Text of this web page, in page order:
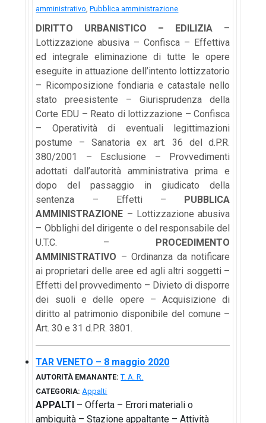
amministrativo,Pubblica amministrazione
DIRITTO URBANISTICO – EDILIZIA –
Lottizzazione abusiva – Confisca – Effettiva
ed integrale eliminazione di tutte le opere
eseguite in attuazione dell’intento lottizzatorio
– Ricomposizione fondiaria e catastale nello
stato preesistente – Giurisprudenza della
Corte EDU – Reato di lottizzazione – Confisca
– Operatività di eventuali legittimazioni
postume – Sanatoria ex art. 36 del d.P.R.
380/2001 – Esclusione – Provvedimenti
adottati dall’autorità amministrativa prima e
dopo del passaggio in giudicato della
sentenza – Effetti –
PUBBLICA
AMMINISTRAZIONE – Lottizzazione abusiva
– Obblighi del dirigente o del responsabile del
U.T.C. –
PROCEDIMENTO
AMMINISTRATIVO – Ordinanza da notificare
ai proprietari delle aree ed agli altri soggetti –
Effetti del provvedimento – Divieto di disporre
dei suoli e delle opere – Acquisizione di
diritto al patrimonio disponibile del comune –
Art. 30 e 31 d.P.R. 3801.
TAR VENETO – 8 maggio 2020
AUTORITÀ EMANANTE: T. A. R.
CATEGORIA: Appalti
APPALTI – Offerta – Errori materiali o
ambiguità – Stazione appaltante – Attività